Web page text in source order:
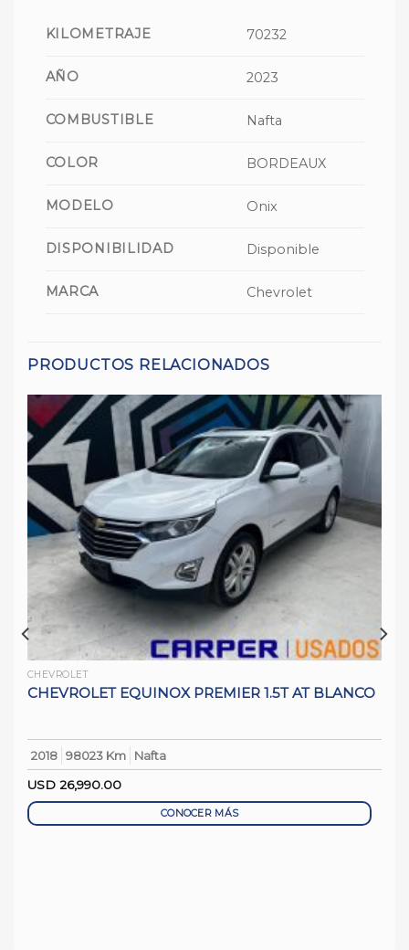
KILOMETRAJE 70232
AÑO 2023
COMBUSTIBLE Nafta
COLOR BORDEAUX
MODELO Onix
DISPONIBILIDAD Disponible
MARCA Chevrolet
PRODUCTOS RELACIONADOS
CHEVROLET
CHEVROLET EQUINOX PREMIER 1.5T AT BLANCO
2018 98023 Km
Nafta
USD 26,990.00
CONOCER MÁS